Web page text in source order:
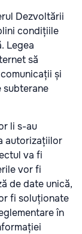
Dezvoltării
condițiile
Legea
să
și
subterane
li s-au
autorizațiilor
va fi
vor fi
de date unică,
fi soluționate
în